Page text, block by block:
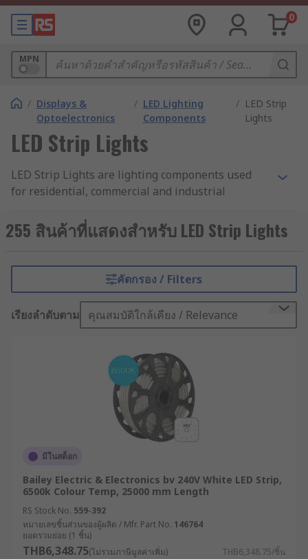
0
MPN
/ Displays &
Optoelectronics
/ LED Lighting
Components
/ LED Strip
Lights
LED Strip Lights
LED Strip Lights are lighting components used
for residential, commercial and industrial
mounted onto a strip, which can be either a
flexible strip (LED tape) or a rigid strip (LED
saves you from having to mount individual lights
across a large area.
What colours are LED strip lights?
LED strips are available in many colours. White
LED strips are very popular for lighting as you
can get different colour temperatures, for
example, cool white and warm white. Cool white
LEDs are more popular in industry, while warm
white are ideal for at home. Coloured LED strips
are also available, including colour-chasing strips
which can be programmed to create custom
lighting. RGB and RGBW LED strip lights are ideal
if you are looking to use a wide range of different
colours.
How are they used?
255 สินค้าที่แสดงสำหรับ LED Strip Lights
คัดกรอง / Filters
เรียงลำดับตาม คุณสมบัติใกล้เคียง / Relevance
มีในสต็อก
Bailey Electric & Electronics bv 240V White LED Strip,
6500k Colour Temp, 25000 mm Length
RS Stock No. 559-392
หมายเลขชิ้นส่วนของผู้ผลิต / Mfr. Part No. 146764
ยอดรวมย่อย (1 ชิ้น)
THB6,348.75(ไม่รวมภาษีมูลค่าเพิ่ม) THB6,348.75/ชิ้น